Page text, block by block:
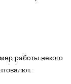
работы некого